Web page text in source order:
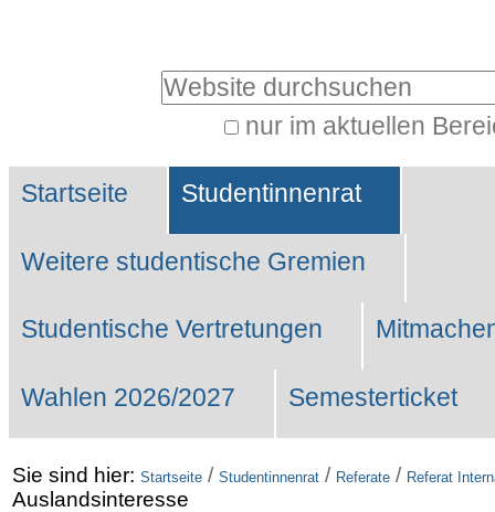
Website durchsuchen
nur im aktuellen
Suche…
Sektionen
Startseite Studentinnenrat
Weitere studentische Gremien
Studentische Vertretungen
Wahlen 2026/2027 Semesterticket
Sie sind hier: Startseite / Studentinnenrat / Referate / Referat
Auslandsinteresse